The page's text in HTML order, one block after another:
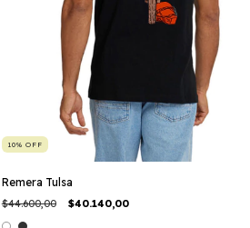
10% OFF
Remera Tulsa
$44.600,00 $40.140,00